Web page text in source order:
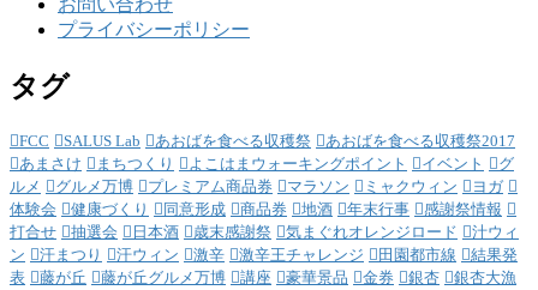
お問い合わせ
プライバシーポリシー
タグ
FCC SALUS Lab あおばを食べる収穫祭
あおばを食べる収穫祭2017
あまさけ
まちつくり よこはまウォーキングポイント イベント
グ
ルメ
グルメ万博 プレミアム商品券 マラソン ミャクウィン
ヨガ
体験会
健康づくり 同意形成 商品券 地酒 年末行事
感謝祭情報
打合せ
抽選会 日本酒 歳末感謝祭 気まぐれオレンジロード
汁ウィ
ン
汗まつり 汗ウィン 激辛 激辛王チャレンジ 田園都市線
結果発
表
藤が丘 藤が丘グルメ万博 講座 豪華景品 金券 銀杏
銀杏大漁